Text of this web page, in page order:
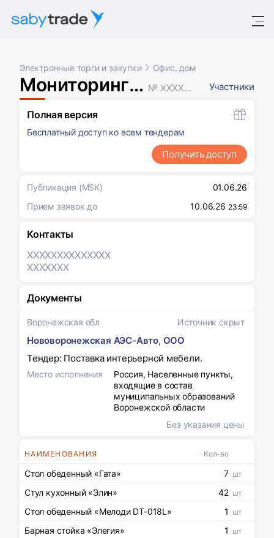
Электронные торги и закупки Офис, дом
Мониторинг цен № XXXXXXX Участники
Воронежская обл Источник скрыт
Нововоронежская АЭС-Авто, ООО
Тендер: Поставка интерьерной мебели.
Место исполнения
Россия, Населенные пункты,
входящие в состав
муниципальных образований
Воронежской области
Без указания цены
НАИМЕНОВАНИЯ Кол-во
Стол обеденный «Гата» 7 шт
Стул кухонный «Элин» 42 шт
Стол обеденный «Мелоди DT-018L» 1 шт
Барная стойка «Элегия» 1 шт
Полная версия
Бесплатный доступ ко всем тендерам
Получить доступ
Публикация (MSK)
01.06.26
Прием заявок до
10.06.26 23:59
Контакты
XXXXXXXXXXXXXX
XXXXXXX
Документы